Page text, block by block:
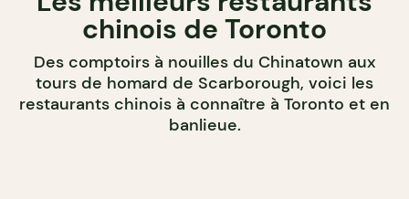
chinois de Toronto
Des comptoirs à nouilles du Chinatown aux
tours de homard de Scarborough, voici les
restaurants chinois à connaître à Toronto et en
banlieue.